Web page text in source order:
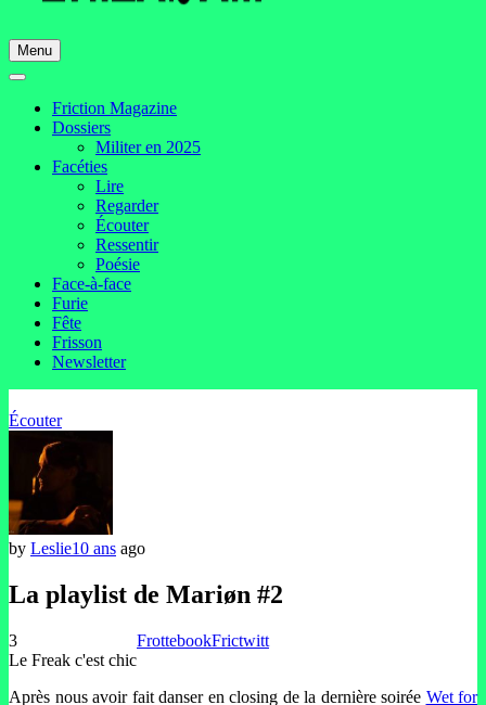
Menu
Friction Magazine
Dossiers
Militer en 2025
Facéties
Lire
Regarder
Écouter
Ressentir
Poésie
Face-à-face
Furie
Fête
Frisson
Newsletter
Écouter
by Leslie10 ans ago
La playlist de Mariøn #2
3
Le Freak c'est chic
FrottebookFrictwitt
Après nous avoir fait danser en closing de la dernière soirée Wet for